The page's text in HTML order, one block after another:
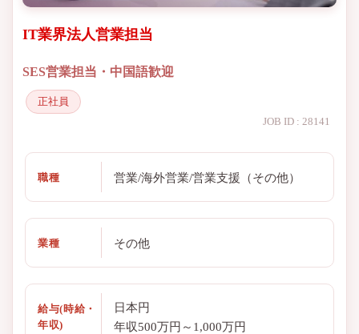
IT業界法人営業担当
SES営業担当・中国語歓迎
正社員
JOB ID : 28141
職種 営業/海外営業/営業支援（その他）
業種 その他
給与(時給・
年収)
日本円
年収500万円～1,000万円